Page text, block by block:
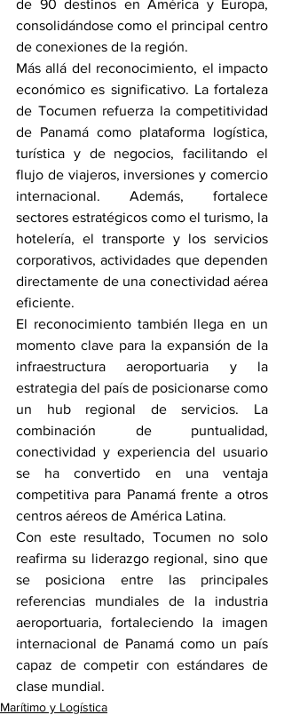
de 90 destinos en América y Europa,
consolidándose como el principal centro
de conexiones de la región.
Más allá del reconocimiento, el impacto
económico es significativo. La fortaleza
de Tocumen refuerza la competitividad
de Panamá como plataforma logística,
turística y de negocios, facilitando el
flujo de viajeros, inversiones y comercio
internacional. Además, fortalece
sectores estratégicos como el turismo, la
hotelería, el transporte y los servicios
corporativos, actividades que dependen
directamente de una conectividad aérea
eficiente.
El reconocimiento también llega en un
momento clave para la expansión de la
infraestructura aeroportuaria y la
estrategia del país de posicionarse como
un hub regional de servicios. La
combinación de puntualidad,
conectividad y experiencia del usuario
se ha convertido en una ventaja
competitiva para Panamá frente a otros
centros aéreos de América Latina.
Con este resultado, Tocumen no solo
reafirma su liderazgo regional, sino que
se posiciona entre las principales
referencias mundiales de la industria
aeroportuaria, fortaleciendo la imagen
internacional de Panamá como un país
capaz de competir con estándares de
clase mundial.
Marítimo y Logística